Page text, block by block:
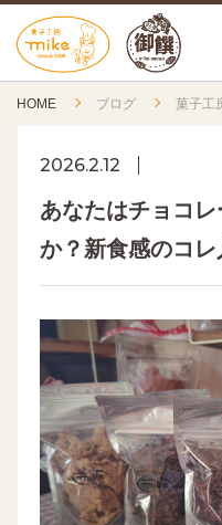
HOME ブログ 菓子工
2026.2.12
あなたはチョコ
か？新食感のコ